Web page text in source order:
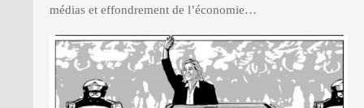
médias et effondrement de l’économie…